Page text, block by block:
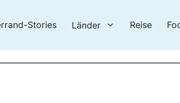
Stories Länder Reise